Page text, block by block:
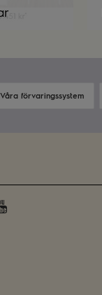
Våra förvaringssystem